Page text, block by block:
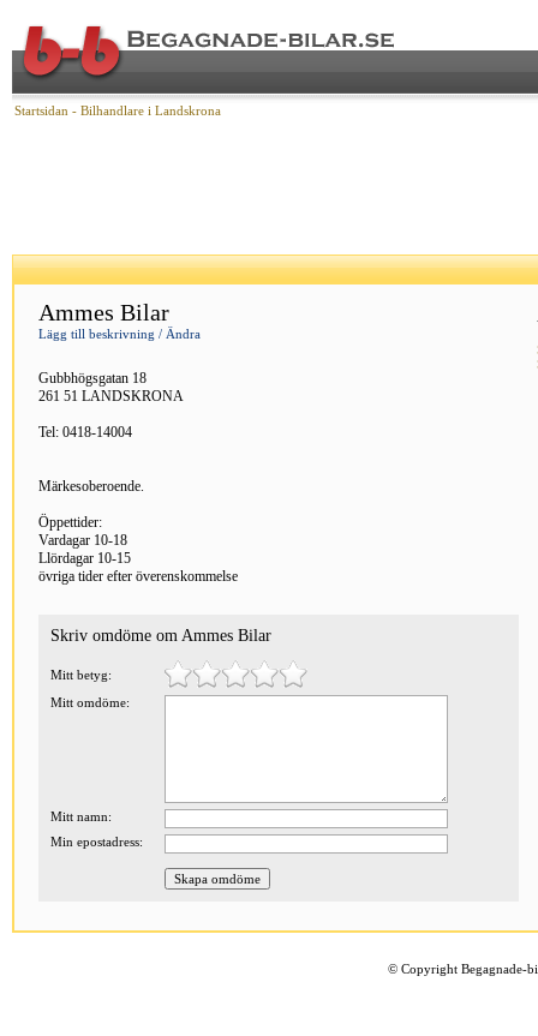
Startsidan - Bilhandlare i Landskrona
Ammes Bilar
Lägg till beskrivning / Ändra
Gubbhögsgatan 18
261 51 LANDSKRONA
Tel: 0418-14004
Märkesoberoende.
Öppettider:
Vardagar 10-18
Llördagar 10-15
övriga tider efter överenskommelse
Skriv omdöme om Ammes Bilar
Mitt betyg:
Mitt omdöme:
Mitt namn:
Min epostadress:
©Copyright Begagnade-